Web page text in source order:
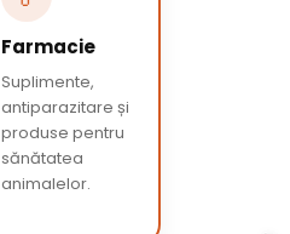
Farmacie
Suplimente,
antiparazitare și
produse pentru
sănătatea
animalelor.